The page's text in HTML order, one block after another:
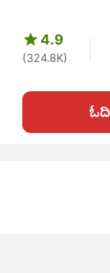
 4.9
(324.8K)